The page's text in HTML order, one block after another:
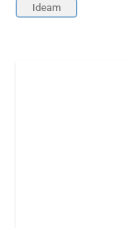
Ideam